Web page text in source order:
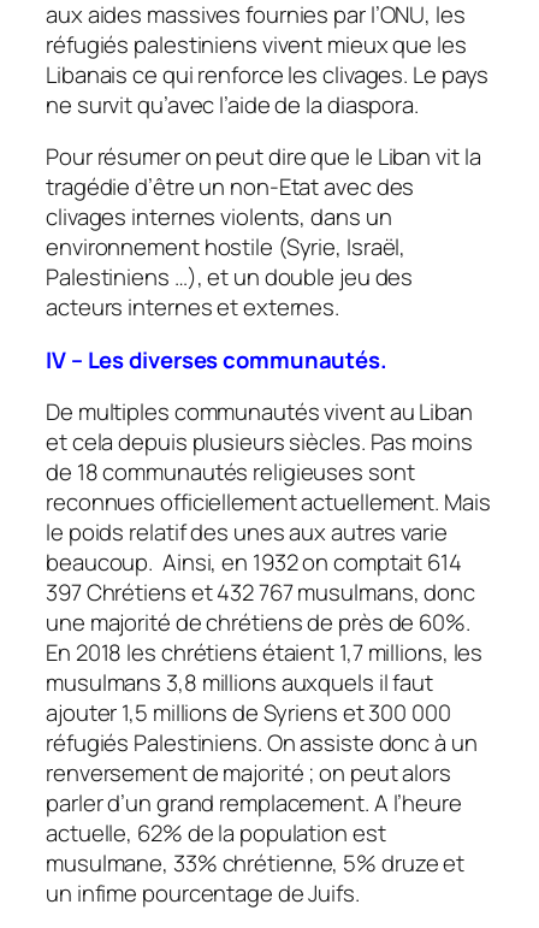
aux aides massives fournies par l’ONU, les
réfugiés palestiniens vivent mieux que les
Libanais ce qui renforce les clivages. Le pays
ne survit qu’avec l’aide de la diaspora.
Pour résumer on peut dire que le Liban vit la
tragédie d’être un non-Etat avec des
clivages internes violents, dans un
environnement hostile (Syrie, Israël,
Palestiniens …), et un double jeu des
acteurs internes et externes.
IV – Les diverses communautés.
De multiples communautés vivent au Liban
et cela depuis plusieurs siècles. Pas moins
de 18 communautés religieuses sont
reconnues officiellement actuellement. Mais
le poids relatif des unes aux autres varie
beaucoup. Ainsi, en 1932 on comptait 614
397 Chrétiens et 432 767 musulmans, donc
une majorité de chrétiens de près de 60%.
En 2018 les chrétiens étaient 1,7 millions, les
musulmans 3,8 millions auxquels il faut
ajouter 1,5 millions de Syriens et 300 000
réfugiés Palestiniens. On assiste donc à un
renversement de majorité ; on peut alors
parler d’un grand remplacement. A l’heure
actuelle, 62% de la population est
musulmane, 33% chrétienne, 5% druze et
un infime pourcentage de Juifs.